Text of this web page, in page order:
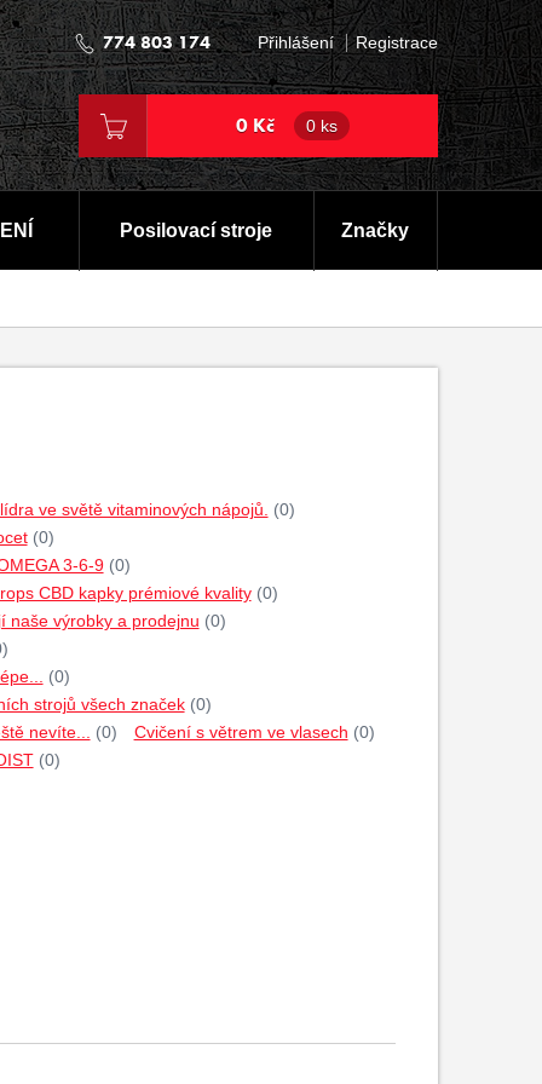
774 803 174 Přihlášení Registrace
0 Kč 0 ks
Posilovací stroje Značky
ve světě vitaminových nápojů.
(0)
(0)
3-6-9 (0)
CBD kapky prémiové kvality (0)
naše výrobky a prodejnu (0)
(0)
strojů všech značek (0)
nevíte...
(0) Cvičení s větrem ve vlasech (0)
(0)